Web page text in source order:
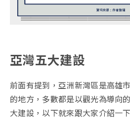
亞灣五大建設
前面有提到，亞洲新灣區是高雄
的地方，多數都是以觀光為導向
大建設，以下就來跟大家介紹一